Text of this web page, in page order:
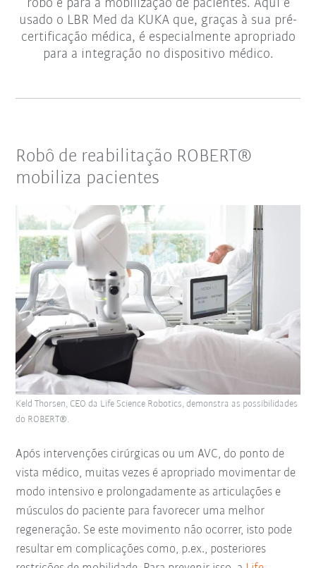
robô e para a mobilização de pacientes. Aqui é
usado o LBR Med da KUKA que, graças à sua pré-
certificação médica, é especialmente apropriado
para a integração no dispositivo médico.
Robô de reabilitação ROBERT®
mobiliza pacientes
Após intervenções cirúrgicas ou um AVC, do ponto de
vista médico, muitas vezes é apropriado movimentar de
modo intensivo e prolongadamente as articulações e
músculos do paciente para favorecer uma melhor
regeneração. Se este movimento não ocorrer, isto pode
resultar em complicações como, p.ex., posteriores
Keld Thorsen, CEO da Life Science Robotics, demonstra as possibilidades
do ROBERT®.